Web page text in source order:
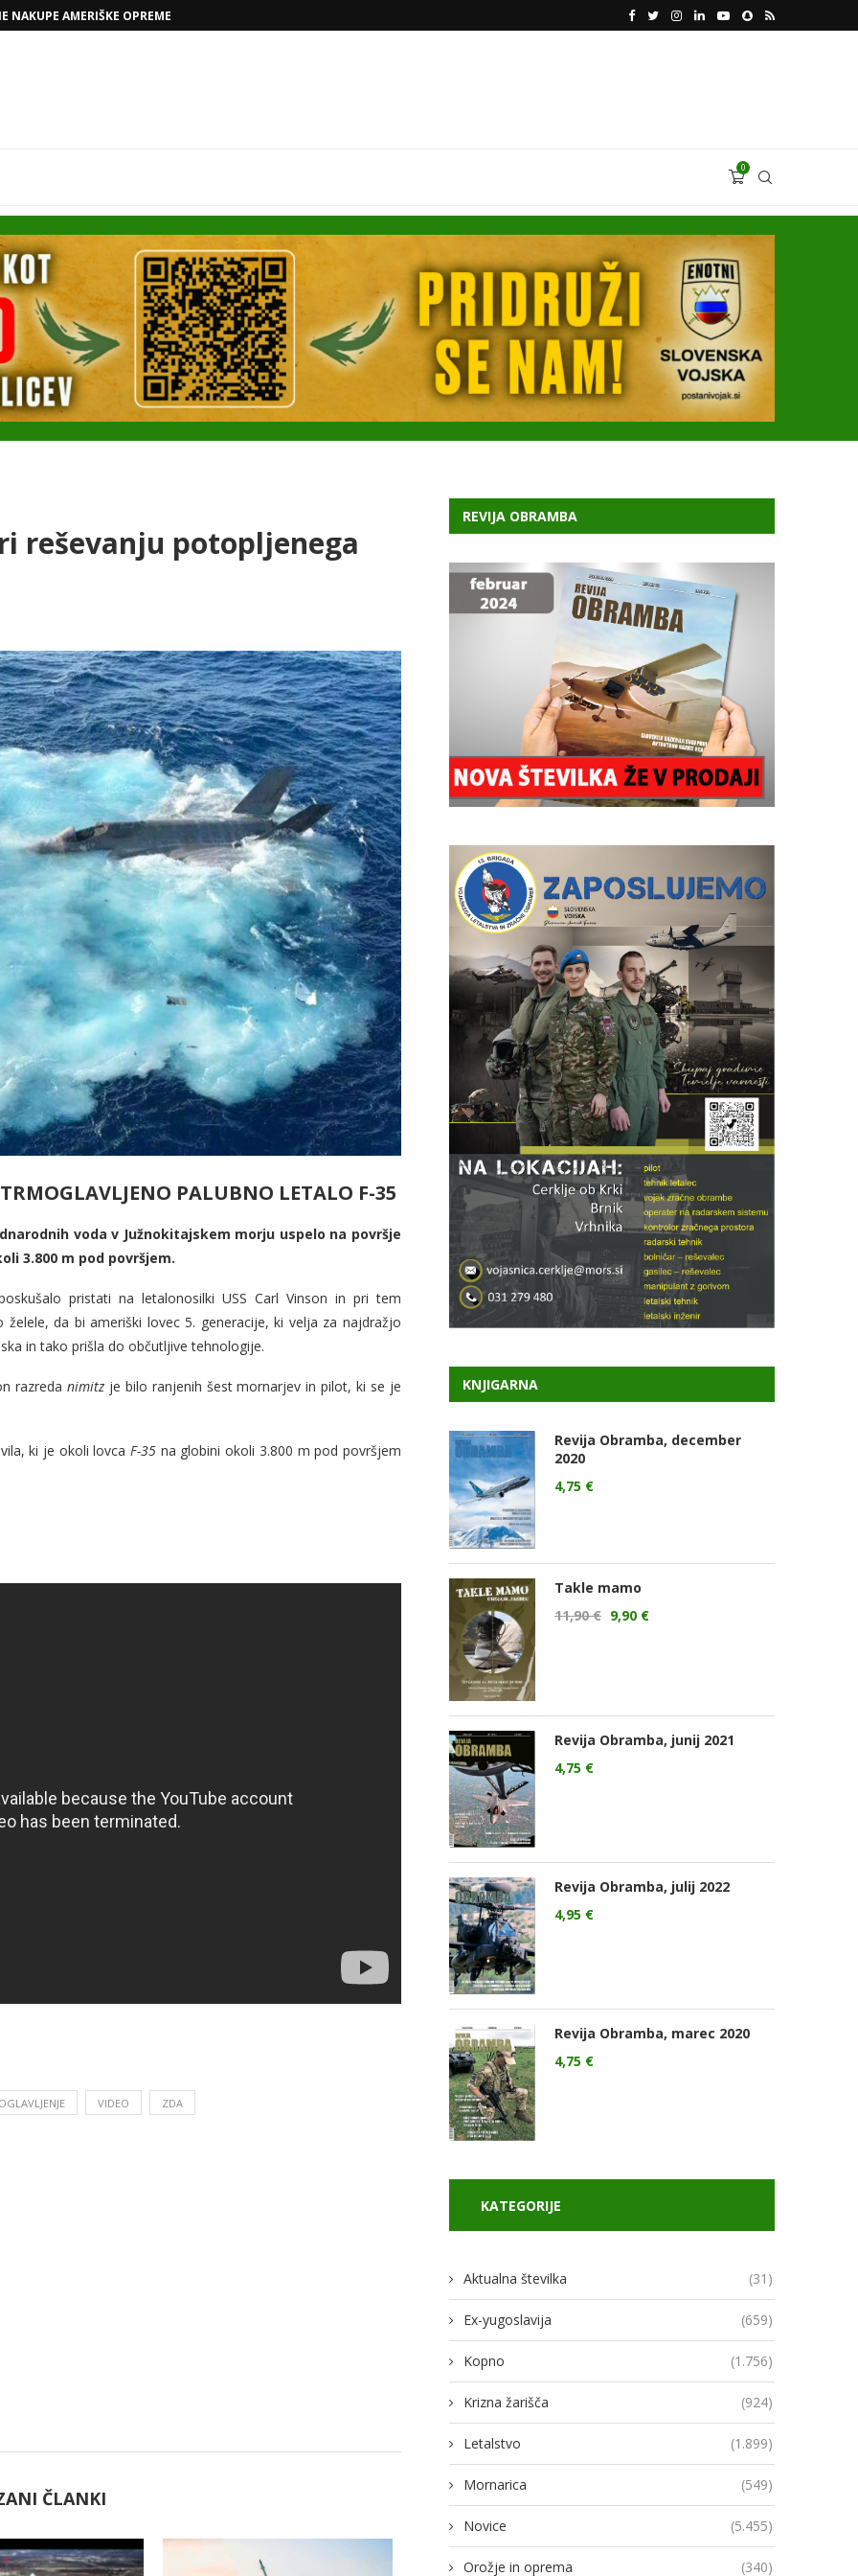
NAČRTE Z RAFAELOM VODJA UKROBORONPROMA HERMAN SMETANIN
0
reševanju potopljenega
PALUBNO LETALO F-35
voda v Južnokitajskem morju uspelo na površje
3.800 m pod površjem.
pristati na letalonosilki USS Carl Vinson in pri tem
da bi ameriški lovec 5. generacije, ki velja za najdražjo
in tako prišla do občutljive tehnologije.
razreda nimitz je bilo ranjenih šest mornarjev in pilot, ki se je
ki je okoli lovcaF-35 na globini okoli 3.800 m pod površjem
VIDEO ZDA
ČLANKI
REVIJA OBRAMBA
KNJIGARNA
Revija Obramba, december
2020
4,75 €
Takle mamo
11,90€ 9,90 €
Revija Obramba, junij 2021
4,75 €
Revija Obramba, julij 2022
4,95 €
Revija Obramba, marec 2020
4,75 €
KATEGORIJE
Aktualna številka (31)
Ex-yugoslavija (659)
Kopno (1.756)
Krizna žarišča (924)
Letalstvo (1.899)
Mornarica (549)
Novice (5.455)
Orožje in oprema (340)